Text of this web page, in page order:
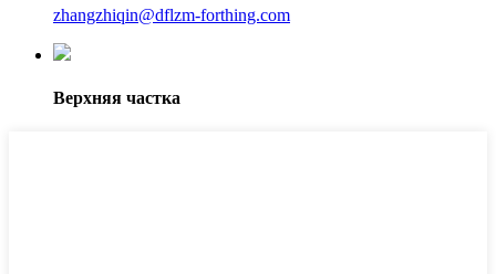
zhangzhiqin@dflzm-forthing.com
Верхняя частка